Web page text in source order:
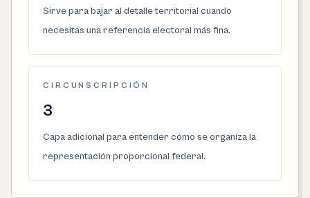
Sirve para bajar al detalle territorial cuando
necesitas una referencia electoral más fina.
CIRCUNSCRIPCIÓN
3
Capa adicional para entender cómo se organiza la
representación proporcional federal.